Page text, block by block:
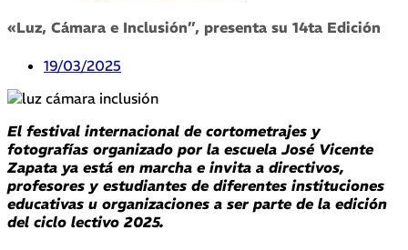
«Luz, Cámara e Inclusión”, presenta su 14ta Edición
19/03/2025
El festival internacional de cortometrajes y
fotografías organizado por la escuela José Vicente
Zapata ya está en marcha e invita a directivos,
profesores y estudiantes de diferentes instituciones
educativas u organizaciones a ser parte de la edición
del ciclo lectivo 2025.